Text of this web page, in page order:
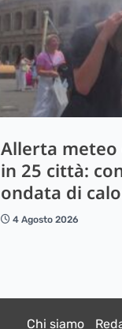
Allerta
in 25 città:
ondata di
4 Agosto 2026
Chi siamo